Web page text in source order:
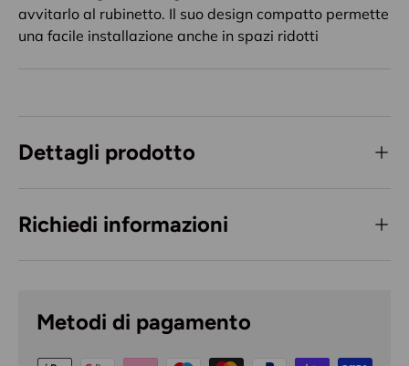
avvitarlo al rubinetto. Il suo design compatto permette
una facile installazione anche in spazi ridotti
Dettagli prodotto
Richiedi informazioni
Metodi di pagamento